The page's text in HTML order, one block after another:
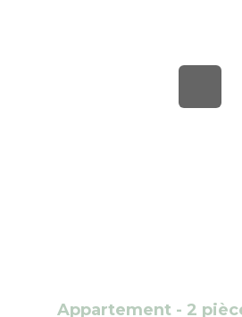
Appartement - 2